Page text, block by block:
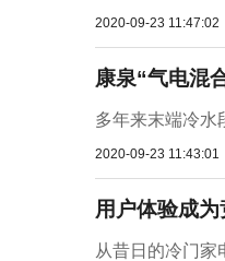
2020-09-23 11:47:02
康泉“气电混
多年来末端冷水
2020-09-23 11:43:01
用户体验成
从昔日的冷门家